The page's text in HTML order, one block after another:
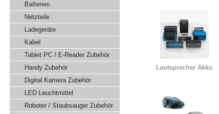
Batterien
Netzteile
Ladegeräte
Kabel
Tablet PC / E-Reader Zubehör
Handy Zubehör
Digital Kamera Zubehör
LED Leuchtmittel
Roboter / Staubsauger Zubehör
Lautsprecher Akku